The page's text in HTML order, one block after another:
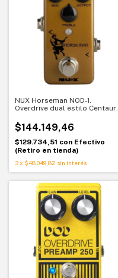
NUX Horseman NOD-1.
Overdrive dual estilo Centaur.
$144.149,46
$129.734,51 con Efectivo
(Retiro en tienda)
3x $48.049,82 sin interés